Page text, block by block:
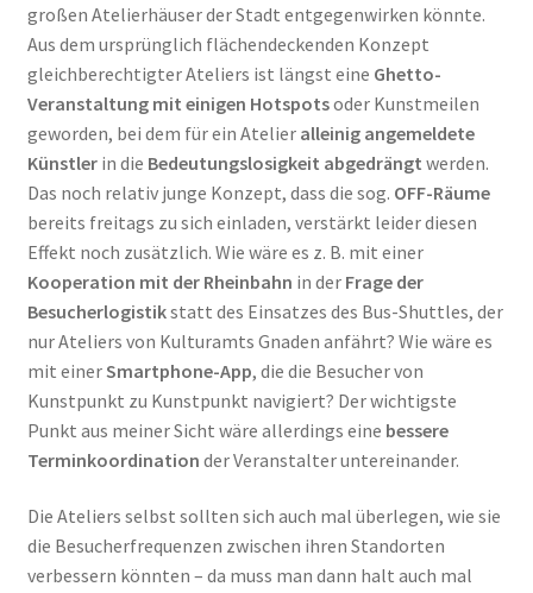
großen Atelierhäuser der Stadt entgegenwirken könnte.
Aus dem ursprünglich flächendeckenden Konzept
gleichberechtigter Ateliers ist längst eine Ghetto-
Veranstaltung mit einigen Hotspotsoder Kunstmeilen
geworden, bei dem für ein Atelier alleinig angemeldete
Künstlerin die Bedeutungslosigkeit abgedrängt werden.
Das noch relativ junge Konzept, dass die sog. OFF-Räume
bereits freitags zu sich einladen, verstärkt leider diesen
Effekt noch zusätzlich. Wie wäre es z. B. mit einer
Kooperation mit der Rheinbahn in der Frage der
Besucherlogistikstatt des Einsatzes des Bus-Shuttles, der
nur Ateliers von Kulturamts Gnaden anfährt? Wie wäre es
mit einerSmartphone-App, die die Besucher von
Kunstpunkt zu Kunstpunkt navigiert? Der wichtigste
Punkt aus meiner Sicht wäre allerdings eine bessere
Terminkoordination der Veranstalter untereinander.
Die Ateliers selbst sollten sich auch mal überlegen, wie sie
die Besucherfrequenzen zwischen ihren Standorten
verbessern könnten – da muss man dann halt auch mal